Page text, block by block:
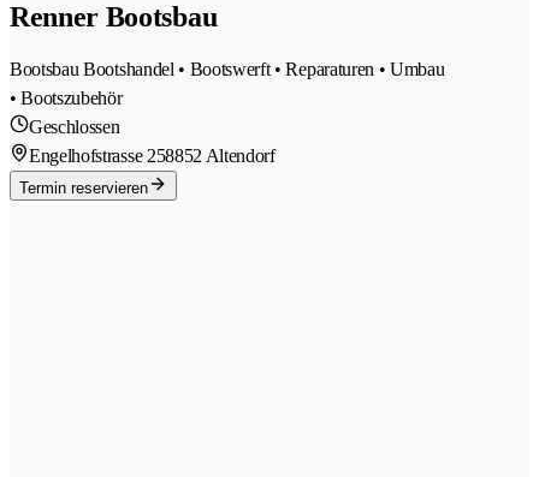
Renner Bootsbau
Bootsbau Bootshandel • Bootswerft • Reparaturen • Umbau
• Bootszubehör
Geschlossen
Engelhofstrasse 258852 Altendorf
Termin reservieren